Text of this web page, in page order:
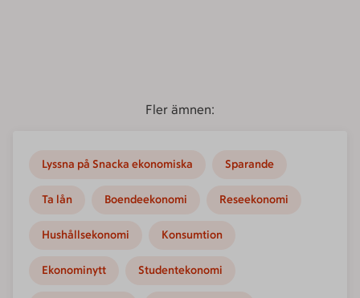
Fler ämnen:
Lyssna på Snacka ekonomiska Sparande
Ta lån Boendeekonomi Reseekonomi
Hushållsekonomi Konsumtion
Ekonominytt Studentekonomi